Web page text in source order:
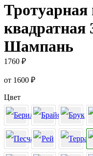
Тротуарная
квадратная
Шампань
1760 ₽
от 1600 ₽
Цвет